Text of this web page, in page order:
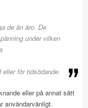
de än äro. De
under vilken
för tidsödande.
eller på annat sätt
användarvänligt.